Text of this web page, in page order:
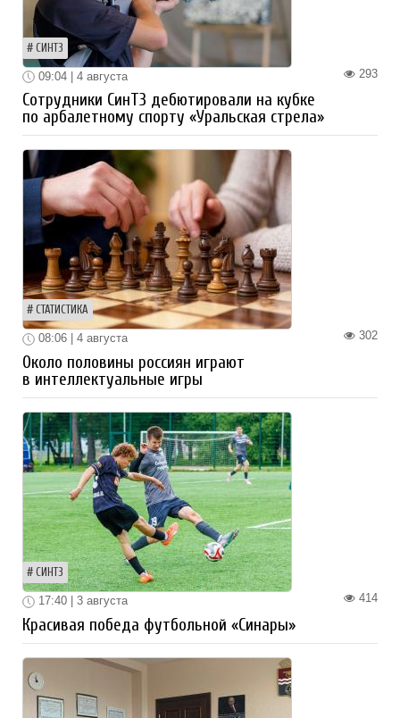
СИНТЗ
293
09:04 | 4 августа
Сотрудники СинТЗ дебютировали на кубке
по арбалетному спорту «Уральская стрела»
СТАТИСТИКА
302
08:06 | 4 августа
Около половины россиян играют
в интеллектуальные игры
СИНТЗ
414
17:40 | 3 августа
Красивая победа футбольной «Синары»